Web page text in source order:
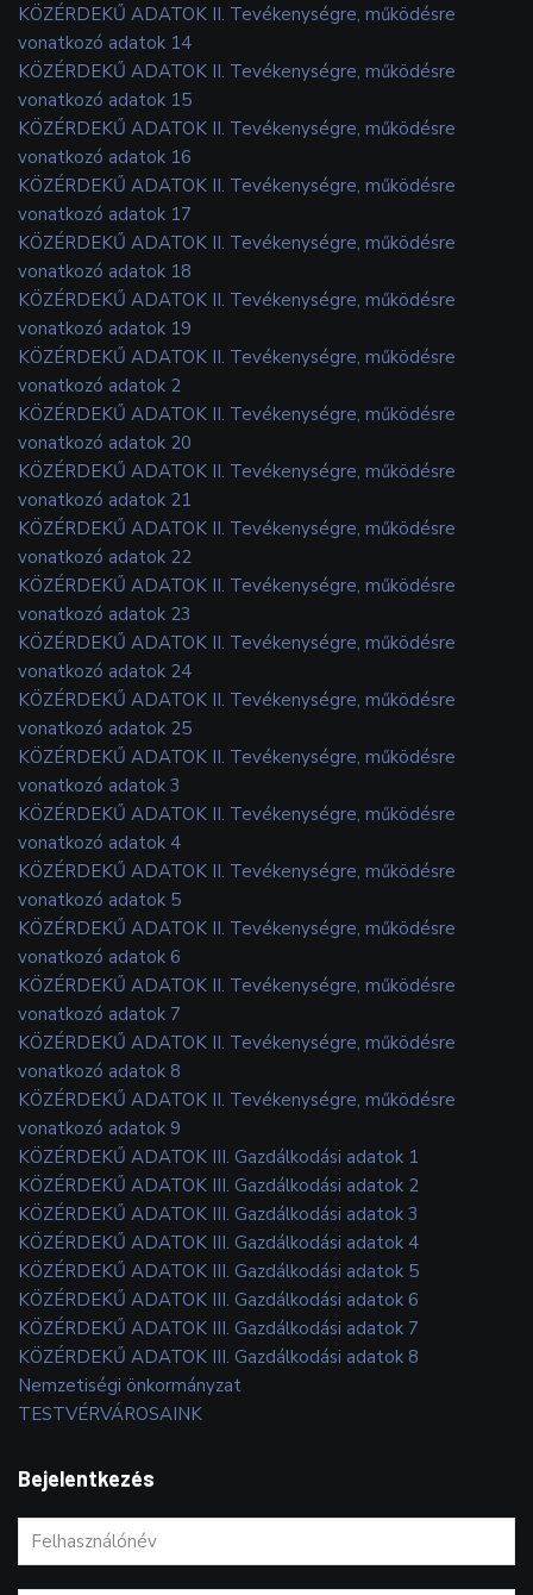
KÖZÉRDEKŰ ADATOK II. Tevékenységre, működésre
vonatkozó adatok 14
KÖZÉRDEKŰ ADATOK II. Tevékenységre, működésre
vonatkozó adatok 15
KÖZÉRDEKŰ ADATOK II. Tevékenységre, működésre
vonatkozó adatok 16
KÖZÉRDEKŰ ADATOK II. Tevékenységre, működésre
vonatkozó adatok 17
KÖZÉRDEKŰ ADATOK II. Tevékenységre, működésre
vonatkozó adatok 18
KÖZÉRDEKŰ ADATOK II. Tevékenységre, működésre
vonatkozó adatok 19
KÖZÉRDEKŰ ADATOK II. Tevékenységre, működésre
vonatkozó adatok 2
KÖZÉRDEKŰ ADATOK II. Tevékenységre, működésre
vonatkozó adatok 20
KÖZÉRDEKŰ ADATOK II. Tevékenységre, működésre
vonatkozó adatok 21
KÖZÉRDEKŰ ADATOK II. Tevékenységre, működésre
vonatkozó adatok 22
KÖZÉRDEKŰ ADATOK II. Tevékenységre, működésre
vonatkozó adatok 23
KÖZÉRDEKŰ ADATOK II. Tevékenységre, működésre
vonatkozó adatok 24
KÖZÉRDEKŰ ADATOK II. Tevékenységre, működésre
vonatkozó adatok 25
KÖZÉRDEKŰ ADATOK II. Tevékenységre, működésre
vonatkozó adatok 3
KÖZÉRDEKŰ ADATOK II. Tevékenységre, működésre
vonatkozó adatok 4
KÖZÉRDEKŰ ADATOK II. Tevékenységre, működésre
vonatkozó adatok 5
KÖZÉRDEKŰ ADATOK II. Tevékenységre, működésre
vonatkozó adatok 6
KÖZÉRDEKŰ ADATOK II. Tevékenységre, működésre
vonatkozó adatok 7
KÖZÉRDEKŰ ADATOK II. Tevékenységre, működésre
vonatkozó adatok 8
KÖZÉRDEKŰ ADATOK II. Tevékenységre, működésre
vonatkozó adatok 9
KÖZÉRDEKŰ ADATOK III. Gazdálkodási adatok 1
KÖZÉRDEKŰ ADATOK III. Gazdálkodási adatok 2
KÖZÉRDEKŰ ADATOK III. Gazdálkodási adatok 3
KÖZÉRDEKŰ ADATOK III. Gazdálkodási adatok 4
KÖZÉRDEKŰ ADATOK III. Gazdálkodási adatok 5
KÖZÉRDEKŰ ADATOK III. Gazdálkodási adatok 6
KÖZÉRDEKŰ ADATOK III. Gazdálkodási adatok 7
KÖZÉRDEKŰ ADATOK III. Gazdálkodási adatok 8
Nemzetiségi önkormányzat
TESTVÉRVÁROSAINK
Bejelentkezés